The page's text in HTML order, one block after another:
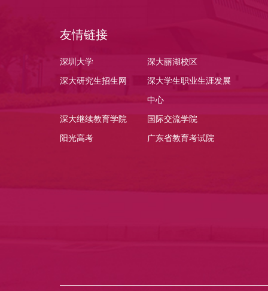
友情链接
深圳大学 深大丽湖校区
深大研究生招生网 深大学生职业生涯发展
中心
深大继续教育学院 国际交流学院
阳光高考 广东省教育考试院